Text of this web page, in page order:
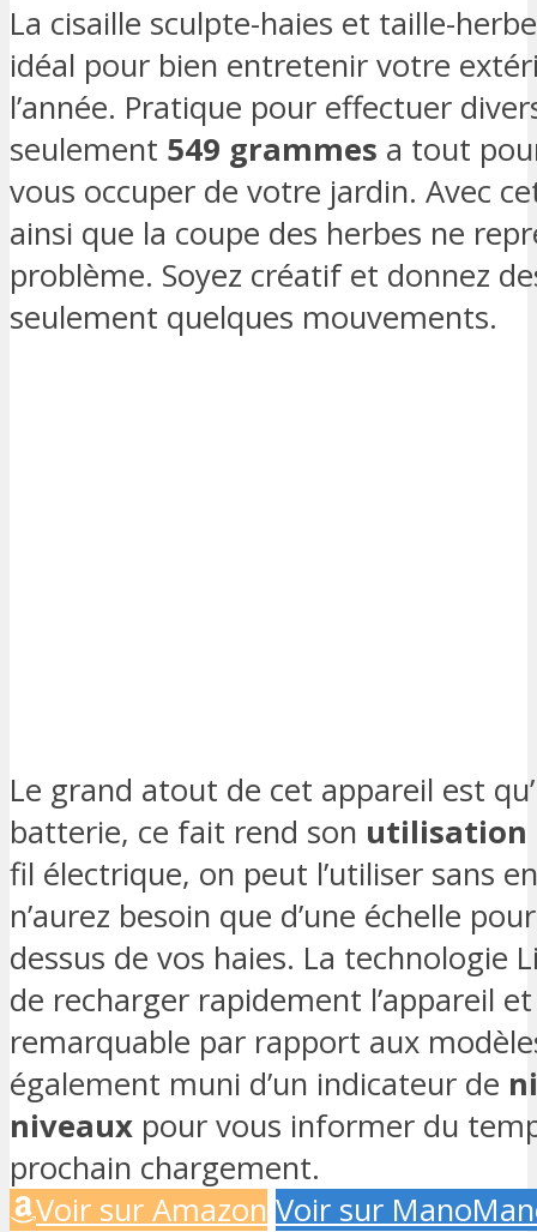
La cisaille sculpte-haies et taille-
idéal pour bien entretenir votre
l’année. Pratique pour effectuer
seulement 549 grammes a tout
vous occuper de votre jardin. Avec
ainsi que la coupe des herbes ne
problème. Soyez créatif et donnez
seulement quelques mouvements.
Le grand atout de cet appareil est
batterie, ce fait rend son utilisation
fil électrique, on peut l’utiliser sans
n’aurez besoin que d’une échelle
dessus de vos haies. La technologie
de recharger rapidement l’appareil
remarquable par rapport aux
également muni d’un indicateur de
niveaux pour vous informer du
prochain chargement.
Voir sur Amazon Voir sur